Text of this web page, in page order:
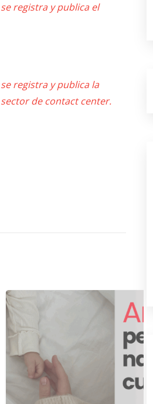
registra y publica el
registra y publica la
de contact center.